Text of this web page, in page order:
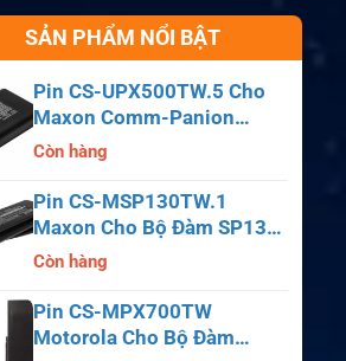
SẢN PHẨM NỔI BẬT
Pin CS-UPX500TW.5 Cho
Maxon Comm-Panion
CP0150, CP0511, CP0515
Còn hàng
Pin CS-MSP130TW.1
Maxon Cho Bộ Đàm SP130,
SP140, SP150, SL55
Còn hàng
Pin CS-MPX700TW
Motorola Cho Bộ Đàm